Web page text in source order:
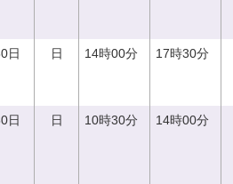
日 日 14時00分 17時30分
日 日 10時30分 14時00分